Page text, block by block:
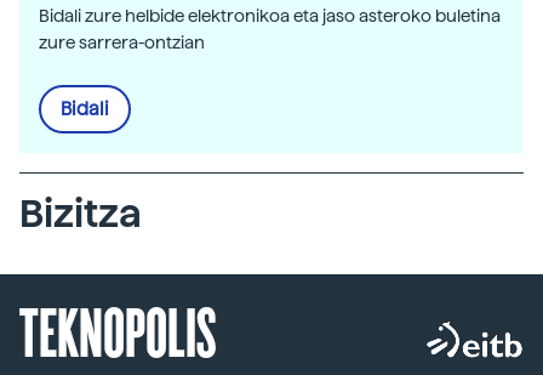
Bidali zure helbide elektronikoa eta jaso asteroko buletina
zure sarrera-ontzian
Bidali
Bizitza
TEKNOPOLIS